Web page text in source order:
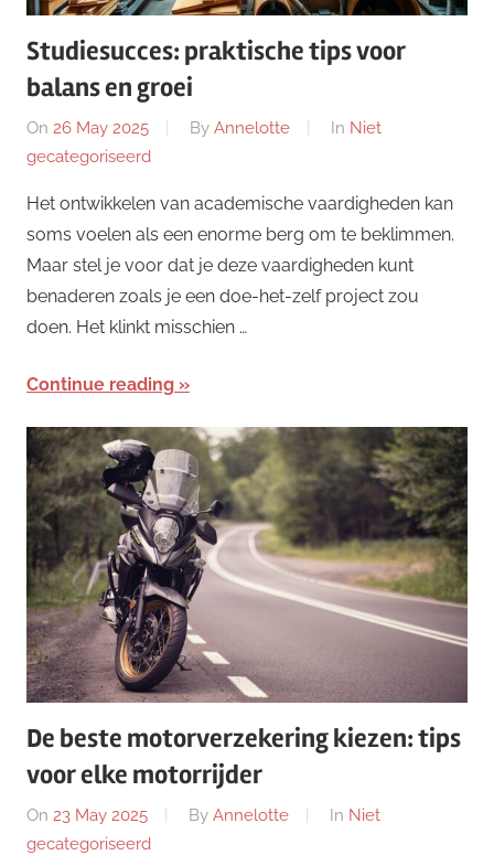
Studiesucces: praktische tips voor
balans en groei
On 26 May 2025 By Annelotte In Niet
gecategoriseerd
Het ontwikkelen van academische vaardigheden kan
soms voelen als een enorme berg om te beklimmen.
Maar stel je voor dat je deze vaardigheden kunt
benaderen zoals je een doe-het-zelf project zou
doen. Het klinkt misschien …
Continue reading
De beste motorverzekering kiezen: tips
voor elke motorrijder
On 23 May 2025 By Annelotte In Niet
gecategoriseerd